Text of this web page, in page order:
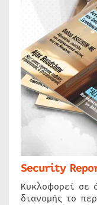
Security
Κυκλοφορεί σε
διανομής το